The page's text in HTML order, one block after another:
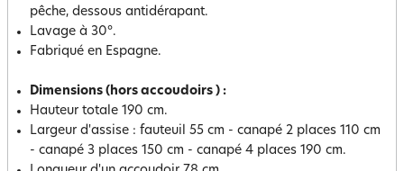
pêche, dessous antidérapant.
Lavage à 30°.
Fabriqué en Espagne.
Dimensions (hors accoudoirs ) :
Hauteur totale 190 cm.
Largeur d'assise : fauteuil 55 cm - canapé 2 places 110 cm
- canapé 3 places 150 cm - canapé 4 places 190 cm.